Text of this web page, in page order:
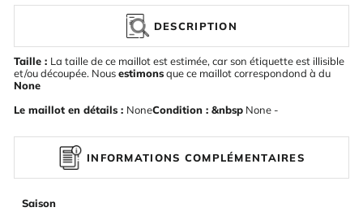
DESCRIPTION
Taille : La taille de ce maillot est estimée, car son étiquette est illisible
et/ou découpée. Nousestimonsque ce maillot correspondond à du
None
Le maillot en détails : NoneCondition : &nbsp None -
INFORMATIONS COMPLÉMENTAIRES
Saison